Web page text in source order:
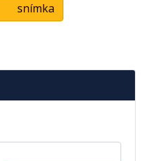
snímka